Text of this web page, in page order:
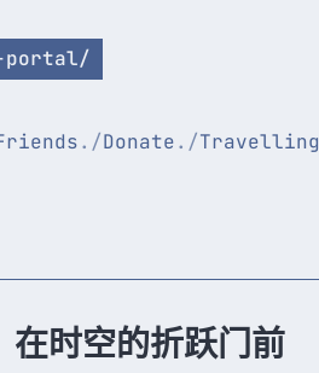
portal/
Donate Travelling
时空的折跃门前